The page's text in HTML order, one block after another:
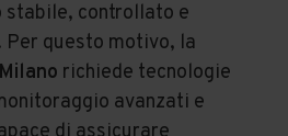
controllato e
questo motivo, la
richiede tecnologie
avanzati e